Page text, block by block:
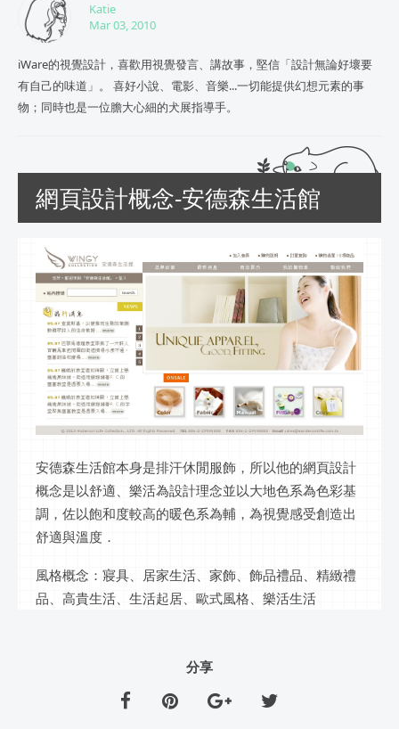
Katie
Mar 03, 2010
iWare的視覺設計，喜歡用視覺發言、講故事，堅信「設計無論好壞要
有自己的味道」。 喜好小說、電影、音樂...一切能提供幻想元素的事
物；同時也是一位膽大心細的犬展指導手。
網頁設計概念-安德森生活館
安德森生活館本身是排汗休閒服飾，所以他的網頁設計
概念是以舒適、樂活為設計理念並以大地色系為色彩基
調，佐以飽和度較高的暖色系為輔，為視覺感受創造出
舒適與溫度．
風格概念：寢具、居家生活、家飾、飾品禮品、精緻禮
品、高貴生活、生活起居、歐式風格、樂活生活
分享